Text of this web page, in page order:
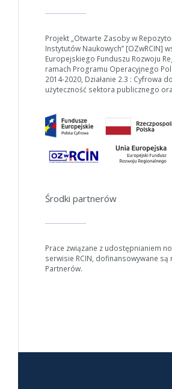
W zależności od ilości danych do
może się wydłużyć.
Projekt „Otwarte Zasoby w
Instytutów Naukowych” [OZwRCIN]
Europejskiego Funduszu Rozwoju
ramach Programu Operacyjnego
2014-2020, Działanie 2.3 : Cyfrowa
użyteczność sektora publicznego
Środki partnerów
Prace związane z udostępnianiem
serwisie RCIN, dofinansowywane
Partnerów.